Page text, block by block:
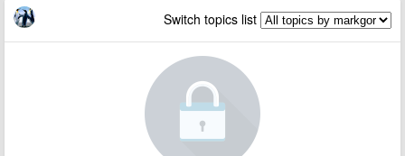
Switch topics list